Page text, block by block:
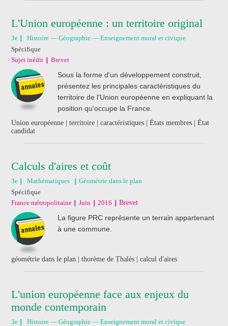
L'Union européenne : un territoire original
3e
Histoire — Géographie — Enseignement moral et civique
Spécifique
Sujet inédit
Brevet
Sous la forme d'un développement construit,
présentez les principales caractéristiques du
territoire de l'Union européenne en expliquant la
position qu'occupe la France.
Union européenne | territoire | caractéristiques | États membres | État
candidat
Calculs d'aires et coût
3e Mathématiques
Géométrie dans le plan
Spécifique
France métropolitaine
Juin 2016 Brevet
La figure PRC représente un terrain appartenant
à une commune.
géométrie dans le plan | thorème de Thalès | calcul d'aires
L'union européenne face aux enjeux du
monde contemporain
3e
Histoire — Géographie — Enseignement moral et civique